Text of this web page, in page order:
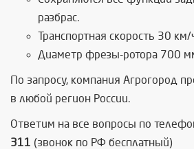
разбрас.
Транспортная скорость 30 км/
Диаметр фрезы-ротора 700
По запросу, компания Агрогород
в любой регион России.
Ответим на все вопросы по
311 (звонок по РФ бесплатный)